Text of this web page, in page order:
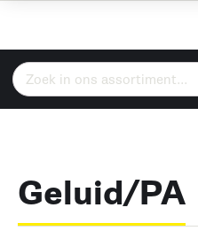
Zoeken
naar:
Geluid/PA